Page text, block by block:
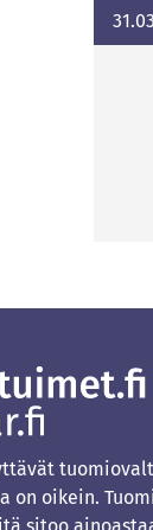
on oikein.